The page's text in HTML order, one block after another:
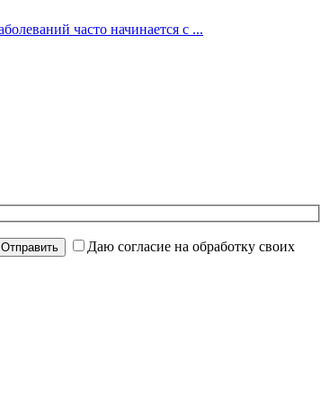
часто начинается с ...
Даю согласие на обработку своих